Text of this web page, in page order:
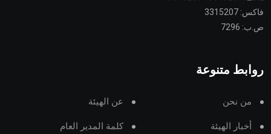
فاكس: 3315207
ص.ب: 7296
روابط متنوعة
من نحن عن الهيئة
أخبار الهيئة كلمة المدير العام